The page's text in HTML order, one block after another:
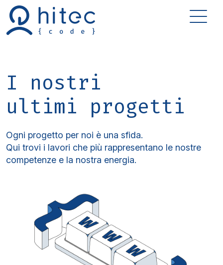
I nostri
ultimi progetti
Ogni progetto per noi è una sfida.
Qui trovi i lavori che più rappresentano le nostre
competenze e la nostra energia.